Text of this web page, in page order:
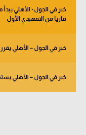
قاريا من التمهيدي الأول
خبر في الجول – الأهلي
خبر في الجول – الأهلي